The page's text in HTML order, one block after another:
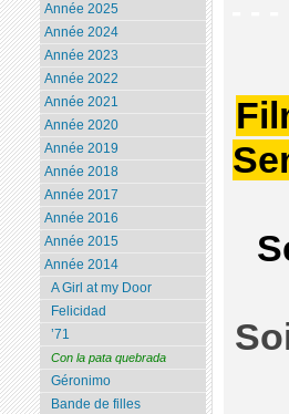
Année 2025
Année 2024
Année 2023
Année 2022
Année 2021
Année 2020
Année 2019
Année 2018
Année 2017
Année 2016
Année 2015
Année 2014
A Girl at my Door
Felicidad
’71
Con la pata quebrada
Géronimo
Bande de filles